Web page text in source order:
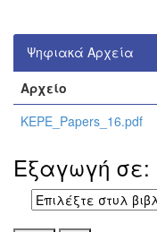
Ψηφιακά Αρχεία
Αρχείο
KEPE_Papers_16.pdf
Εξαγωγή σε: